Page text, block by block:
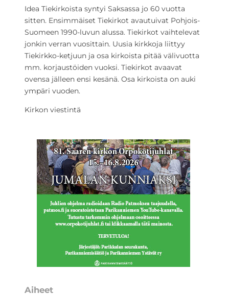
Idea Tiekirkoista syntyi Saksassa jo 60 vuotta
sitten. Ensimmäiset Tiekirkot avautuivat Pohjois-
Suomeen 1990-luvun alussa. Tiekirkot vaihtelevat
jonkin verran vuosittain. Uusia kirkkoja liittyy
Tiekirkko-ketjuun ja osa kirkoista pitää välivuotta
mm. korjaustöiden vuoksi. Tiekirkot avaavat
ovensa jälleen ensi kesänä. Osa kirkoista on auki
ympäri vuoden.
Kirkon viestintä
Aiheet